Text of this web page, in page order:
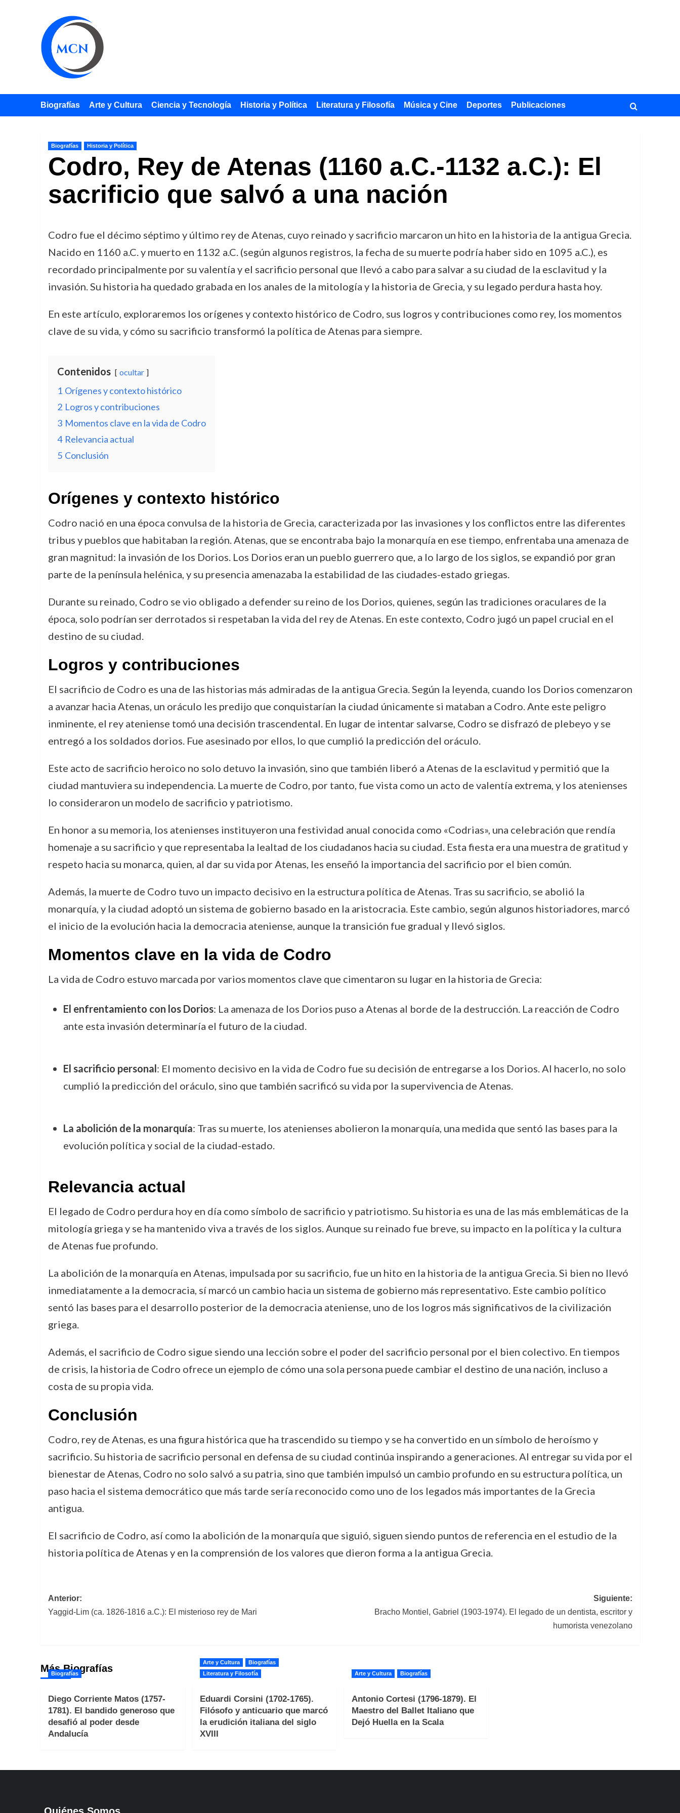
Biografías Arte y Cultura Ciencia y Tecnología Historia y Política Literatura y Filosofía Música y Cine Deportes Publicaciones
Biografías Historia y Política
Codro, Rey de Atenas (1160 a.C.-1132 a.C.): El
sacrificio que salvó a una nación
Codro fue el décimo séptimo y último rey de Atenas, cuyo reinado y sacrificio marcaron un hito en la historia de la antigua Grecia.
Nacido en 1160 a.C. y muerto en 1132 a.C. (según algunos registros, la fecha de su muerte podría haber sido en 1095 a.C.), es
recordado principalmente por su valentía y el sacrificio personal que llevó a cabo para salvar a su ciudad de la esclavitud y la
invasión. Su historia ha quedado grabada en los anales de la mitología y la historia de Grecia, y su legado perdura hasta hoy.
En este artículo, exploraremos los orígenes y contexto histórico de Codro, sus logros y contribuciones como rey, los momentos
clave de su vida, y cómo su sacrificio transformó la política de Atenas para siempre.
Contenidos ocultar
1 Orígenes y contexto histórico
2 Logros y contribuciones
3 Momentos clave en la vida de Codro
4 Relevancia actual
5 Conclusión
Orígenes y contexto histórico
Codro nació en una época convulsa de la historia de Grecia, caracterizada por las invasiones y los conflictos entre las diferentes
tribus y pueblos que habitaban la región. Atenas, que se encontraba bajo la monarquía en ese tiempo, enfrentaba una amenaza de
gran magnitud: la invasión de los Dorios. Los Dorios eran un pueblo guerrero que, a lo largo de los siglos, se expandió por gran
parte de la península helénica, y su presencia amenazaba la estabilidad de las ciudades-estado griegas.
Durante su reinado, Codro se vio obligado a defender su reino de los Dorios, quienes, según las tradiciones oraculares de la
época, solo podrían ser derrotados si respetaban la vida del rey de Atenas. En este contexto, Codro jugó un papel crucial en el
destino de su ciudad.
Logros y contribuciones
El sacrificio de Codro es una de las historias más admiradas de la antigua Grecia. Según la leyenda, cuando los Dorios comenzaron
a avanzar hacia Atenas, un oráculo les predijo que conquistarían la ciudad únicamente si mataban a Codro. Ante este peligro
inminente, el rey ateniense tomó una decisión trascendental. En lugar de intentar salvarse, Codro se disfrazó de plebeyo y se
entregó a los soldados dorios. Fue asesinado por ellos, lo que cumplió la predicción del oráculo.
Este acto de sacrificio heroico no solo detuvo la invasión, sino que también liberó a Atenas de la esclavitud y permitió que la
ciudad mantuviera su independencia. La muerte de Codro, por tanto, fue vista como un acto de valentía extrema, y los atenienses
lo consideraron un modelo de sacrificio y patriotismo.
En honor a su memoria, los atenienses instituyeron una festividad anual conocida como «Codrias», una celebración que rendía
homenaje a su sacrificio y que representaba la lealtad de los ciudadanos hacia su ciudad. Esta fiesta era una muestra de gratitud y
respeto hacia su monarca, quien, al dar su vida por Atenas, les enseñó la importancia del sacrificio por el bien común.
Además, la muerte de Codro tuvo un impacto decisivo en la estructura política de Atenas. Tras su sacrificio, se abolió la
monarquía, y la ciudad adoptó un sistema de gobierno basado en la aristocracia. Este cambio, según algunos historiadores, marcó
el inicio de la evolución hacia la democracia ateniense, aunque la transición fue gradual y llevó siglos.
Momentos clave en la vida de Codro
La vida de Codro estuvo marcada por varios momentos clave que cimentaron su lugar en la historia de Grecia:
El enfrentamiento con los Dorios: La amenaza de los Dorios puso a Atenas al borde de la destrucción. La reacción de Codro
ante esta invasión determinaría el futuro de la ciudad.
El sacrificio personal: El momento decisivo en la vida de Codro fue su decisión de entregarse a los Dorios. Al hacerlo, no solo
cumplió la predicción del oráculo, sino que también sacrificó su vida por la supervivencia de Atenas.
La abolición de la monarquía: Tras su muerte, los atenienses abolieron la monarquía, una medida que sentó las bases para la
evolución política y social de la ciudad-estado.
Relevancia actual
El legado de Codro perdura hoy en día como símbolo de sacrificio y patriotismo. Su historia es una de las más emblemáticas de la
mitología griega y se ha mantenido viva a través de los siglos. Aunque su reinado fue breve, su impacto en la política y la cultura
de Atenas fue profundo.
La abolición de la monarquía en Atenas, impulsada por su sacrificio, fue un hito en la historia de la antigua Grecia. Si bien no llevó
inmediatamente a la democracia, sí marcó un cambio hacia un sistema de gobierno más representativo. Este cambio político
sentó las bases para el desarrollo posterior de la democracia ateniense, uno de los logros más significativos de la civilización
griega.
Además, el sacrificio de Codro sigue siendo una lección sobre el poder del sacrificio personal por el bien colectivo. En tiempos
de crisis, la historia de Codro ofrece un ejemplo de cómo una sola persona puede cambiar el destino de una nación, incluso a
costa de su propia vida.
Conclusión
Codro, rey de Atenas, es una figura histórica que ha trascendido su tiempo y se ha convertido en un símbolo de heroísmo y
sacrificio. Su historia de sacrificio personal en defensa de su ciudad continúa inspirando a generaciones. Al entregar su vida por el
bienestar de Atenas, Codro no solo salvó a su patria, sino que también impulsó un cambio profundo en su estructura política, un
paso hacia el sistema democrático que más tarde sería reconocido como uno de los legados más importantes de la Grecia
antigua.
El sacrificio de Codro, así como la abolición de la monarquía que siguió, siguen siendo puntos de referencia en el estudio de la
historia política de Atenas y en la comprensión de los valores que dieron forma a la antigua Grecia.
Navegación
de
Anterior:
Yaggid-Lim (ca. 1826-1816 a.C.): El misterioso rey de Mari
Siguiente:
Bracho Montiel, Gabriel (1903-1974). El legado de un dentista, escritor y
humorista venezolano
Más Biografías
Biografías
Diego Corriente Matos (1757-
1781). El bandido generoso que
desafió al poder desde
Andalucía
Arte y Cultura
Biografías
Literatura y Filosofía
Eduardi Corsini (1702-1765).
Filósofo y anticuario que marcó
la erudición italiana del siglo
XVIII
Arte y Cultura Biografías
Antonio Cortesi (1796-1879). El
Maestro del Ballet Italiano que
Dejó Huella en la Scala